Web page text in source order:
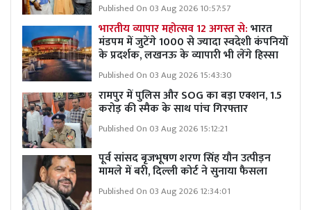
Published On 03 Aug 2026 10:57:57
भारतीय व्यापार महोत्सव 12 अगस्त से:भारत
मंडपम में जुटेंगे 1000 से ज्यादा स्वदेशी कंपनियों
के प्रदर्शक, लखनऊ के व्यापारी भी लेंगे हिस्सा
Published On 03 Aug 2026 15:43:30
रामपुर में पुलिस और SOG का बड़ा एक्शन, 1.5
करोड़ की स्मैक के साथ पांच गिरफ्तार
Published On 03 Aug 2026 15:12:21
पूर्व सांसद बृजभूषण शरण सिंह यौन उत्पीड़न
मामले में बरी, दिल्ली कोर्ट ने सुनाया फैसला
Published On 03 Aug 2026 12:34:01